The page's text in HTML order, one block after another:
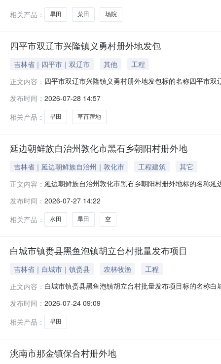
相关产品：
旱田 菜田 场院
四平市双辽市兴隆镇义勇村册外地发包
吉林省｜四平市｜双辽市 其他
工程
正文内容： 四平市双辽市兴隆镇义勇村册外地发包标的名称四平市
东至西至南至北至1孙伟22.8双辽市兴隆镇义勇村集体经
发布时间： 2026-07-28 14:57
相关产品：
旱田 草苜蓿地
延边朝鲜族自治州敦化市黑石乡朝阳村册外地
吉林省｜延边朝鲜族自治州｜敦化市 工程建筑
其它
正文内容： 延边朝鲜族自治州敦化市黑石乡朝阳村册外地标的名称
块名称地块面积地块类型东至西至南至北至1安德善
发布时间： 2026-07-27 14:22
相关产品：
水田 旱田 空
白城市镇赉县黑鱼泡镇胡立台村批量发布项目
吉林省｜白城市｜镇赉县 农林牧渔
工程
正文内容： 白城市镇赉县黑鱼泡镇胡立台村批量发布项目标的名称
名地块名称地块面积地块类型东至西至南至北至1侯吉彪
发布时间： 2026-07-24 09:09
相关产品：
旱田
洮南市那金镇保合村册外地